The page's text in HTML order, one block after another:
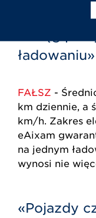
«Pojazd
ładowaniu»
FAŁSZ -
km dziennie, a
km/h. Zakres
eAixam
na jednym
wynosi nie
«Pojazdy